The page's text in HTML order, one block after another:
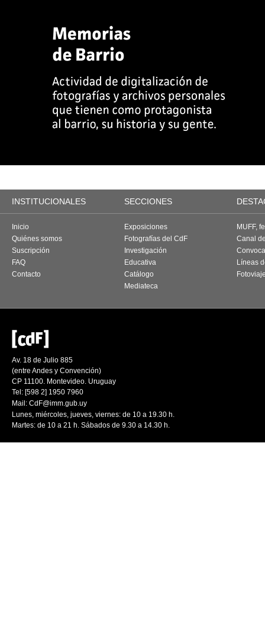
INSTITUCIONALES SECCIONES
Inicio
Quiénes somos
Suscripción
FAQ
Contacto
Exposiciones
Fotografías del CdF
Investigación
Educativa
Catálogo
Mediateca
MUFF,
Canal
Líneas
Av. 18 de Julio 885
(entre Andes y Convención)
CP 11100. Montevideo. Uruguay
Tel: [598 2] 1950 7960
Mail: CdF@imm.gub.uy
Lunes, miércoles, jueves, viernes: de 10 a 19.30 h.
Martes: de 10 a 21 h. Sábados de 9.30 a 14.30 h.